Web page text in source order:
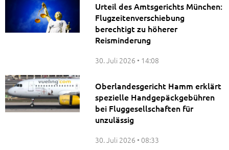
Urteil des Amtsgerichts München:
Flugzeitenverschiebung
berechtigt zu höherer
Reisminderung
30. Juli 2026 14:08
Oberlandesgericht Hamm erklärt
spezielle Handgepäckgebühren
bei Fluggesellschaften für
unzulässig
30. Juli 2026 08:33